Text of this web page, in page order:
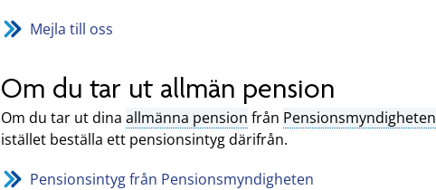
Mejla till oss
Om du tar ut allmän pension
Om du tar ut dina allmänna pension från Pensionsmyndigheten
istället beställa ett pensionsintyg därifrån.
Pensionsintyg från Pensionsmyndigheten